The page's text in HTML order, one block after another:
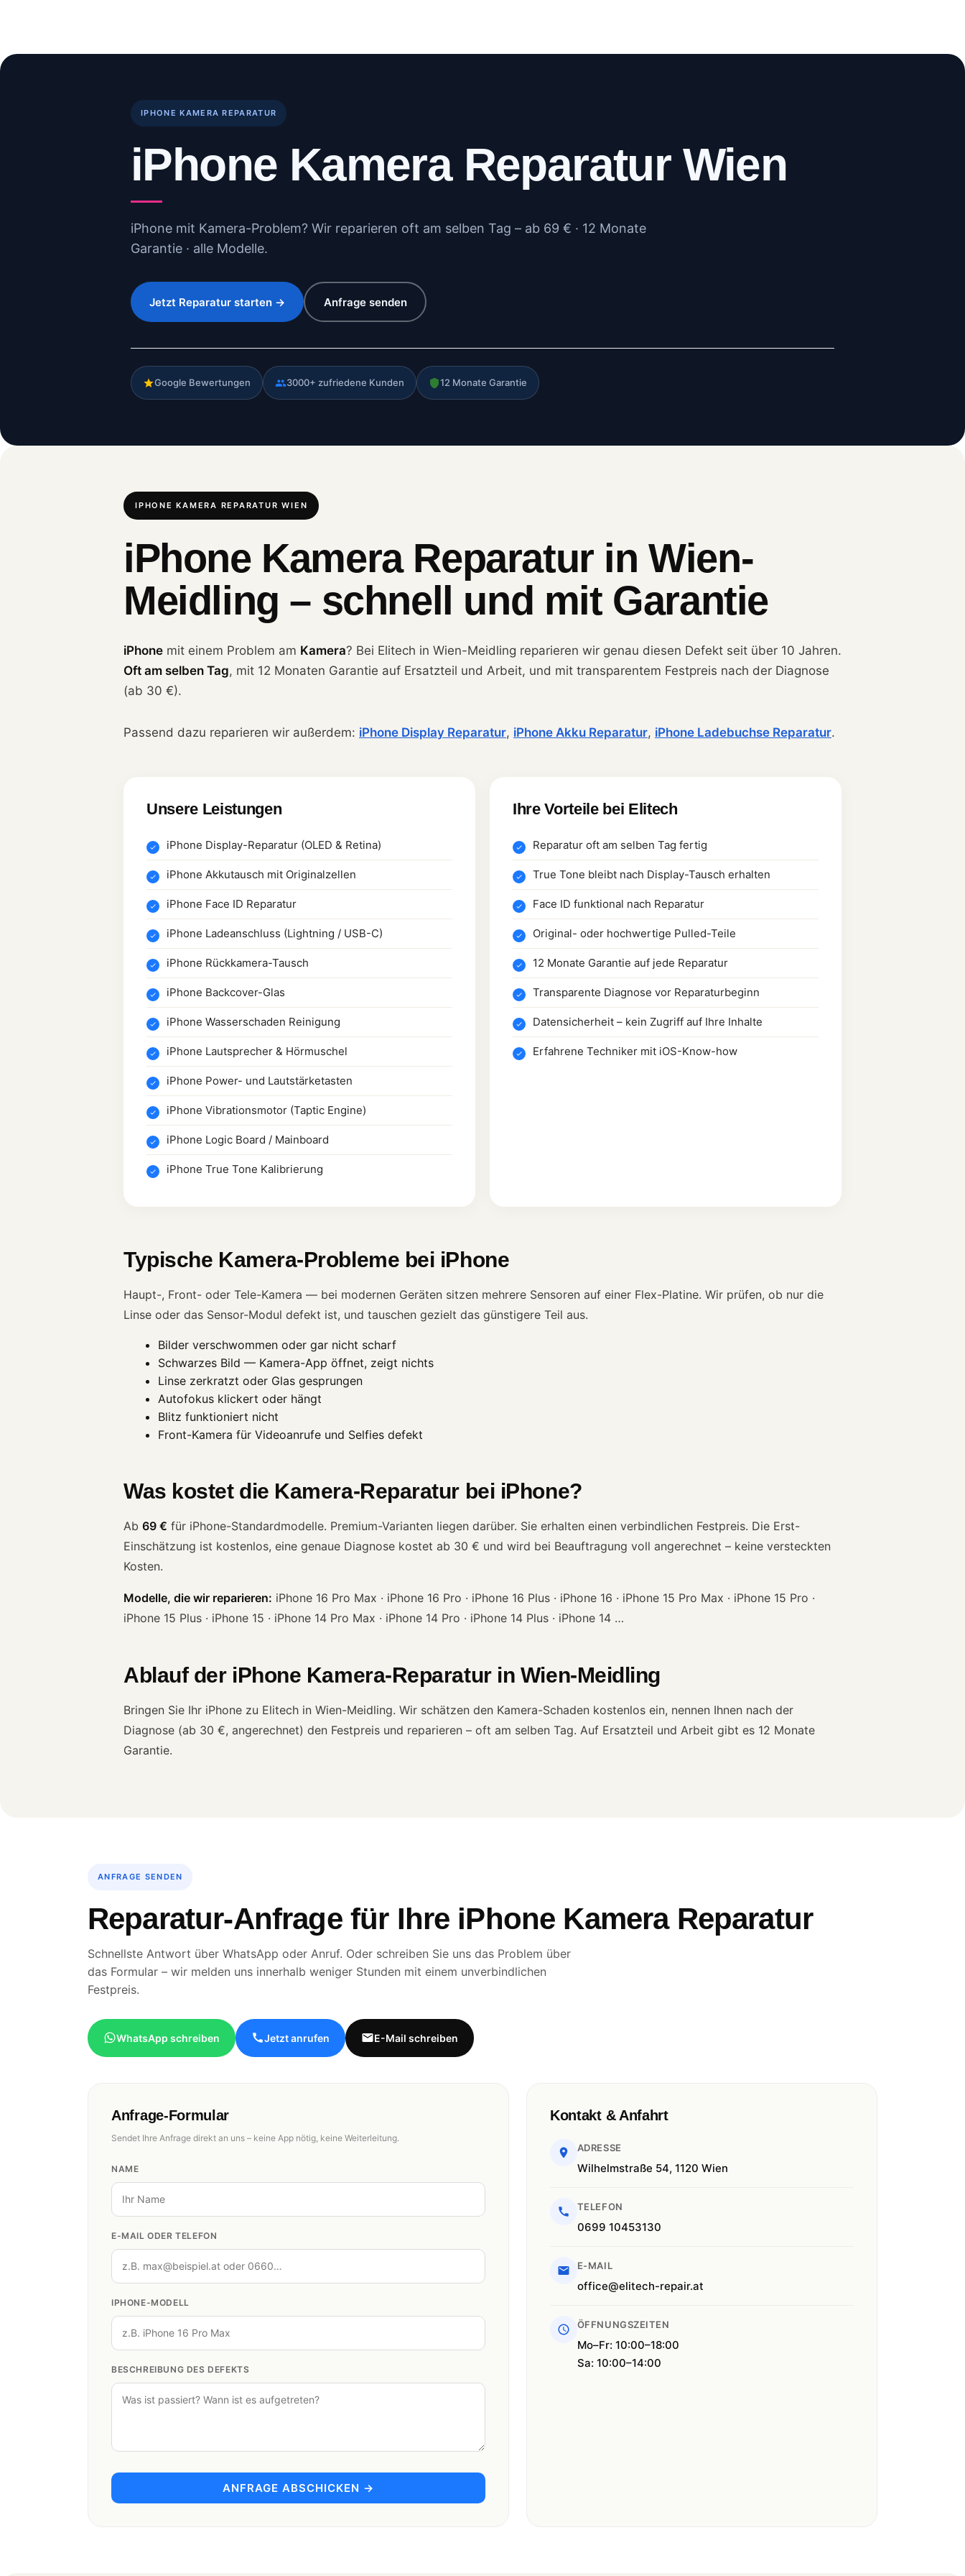
IPHONE KAMERA REPARATUR
iPhone Kamera Reparatur Wien
iPhone mit Kamera-Problem? Wir reparieren oft am selben Tag – ab 69 € · 12 Monate
Garantie · alle Modelle.
Jetzt Reparatur starten → Anfrage senden
Google Bewertungen 3000+ zufriedene Kunden 12 Monate Garantie
IPHONE KAMERA REPARATUR WIEN
iPhone Kamera Reparatur in Wien-
Meidling – schnell und mit Garantie
iPhone mit einem Problem am Kamera? Bei Elitech in Wien-Meidling reparieren wir genau diesen Defekt seit über 10 Jahren.
Oft am selben Tag, mit 12 Monaten Garantie auf Ersatzteil und Arbeit, und mit transparentem Festpreis nach der Diagnose
(ab 30 €).
Passend dazu reparieren wir außerdem: iPhone Display Reparatur, iPhone Akku Reparatur, iPhone Ladebuchse Reparatur.
Unsere Leistungen
iPhone Display-Reparatur (OLED & Retina)
iPhone Akkutausch mit Originalzellen
iPhone Face ID Reparatur
iPhone Ladeanschluss (Lightning / USB-C)
iPhone Rückkamera-Tausch
iPhone Backcover-Glas
iPhone Wasserschaden Reinigung
iPhone Lautsprecher & Hörmuschel
iPhone Power- und Lautstärketasten
iPhone Vibrationsmotor (Taptic Engine)
iPhone Logic Board / Mainboard
iPhone True Tone Kalibrierung
Ihre Vorteile bei Elitech
Reparatur oft am selben Tag fertig
True Tone bleibt nach Display-Tausch erhalten
Face ID funktional nach Reparatur
Original- oder hochwertige Pulled-Teile
12 Monate Garantie auf jede Reparatur
Transparente Diagnose vor Reparaturbeginn
Datensicherheit – kein Zugriff auf Ihre Inhalte
Erfahrene Techniker mit iOS-Know-how
Typische Kamera-Probleme bei iPhone
Haupt-, Front- oder Tele-Kamera — bei modernen Geräten sitzen mehrere Sensoren auf einer Flex-Platine. Wir prüfen, ob nur die
Linse oder das Sensor-Modul defekt ist, und tauschen gezielt das günstigere Teil aus.
Bilder verschwommen oder gar nicht scharf
Schwarzes Bild — Kamera-App öffnet, zeigt nichts
Linse zerkratzt oder Glas gesprungen
Autofokus klickert oder hängt
Blitz funktioniert nicht
Front-Kamera für Videoanrufe und Selfies defekt
Was kostet die Kamera-Reparatur bei iPhone?
Ab 69 € für iPhone-Standardmodelle. Premium-Varianten liegen darüber. Sie erhalten einen verbindlichen Festpreis. Die Erst-
Einschätzung ist kostenlos, eine genaue Diagnose kostet ab 30 € und wird bei Beauftragung voll angerechnet – keine versteckten
Kosten.
Modelle, die wir reparieren: iPhone 16 Pro Max · iPhone 16 Pro · iPhone 16 Plus · iPhone 16 · iPhone 15 Pro Max · iPhone 15 Pro ·
iPhone 15 Plus · iPhone 15 · iPhone 14 Pro Max · iPhone 14 Pro · iPhone 14 Plus · iPhone 14 …
Ablauf der iPhone Kamera-Reparatur in Wien-Meidling
Bringen Sie Ihr iPhone zu Elitech in Wien-Meidling. Wir schätzen den Kamera-Schaden kostenlos ein, nennen Ihnen nach der
Diagnose (ab 30 €, angerechnet) den Festpreis und reparieren – oft am selben Tag. Auf Ersatzteil und Arbeit gibt es 12 Monate
Garantie.
ANFRAGE SENDEN
Reparatur-Anfrage für Ihre iPhone Kamera Reparatur
Schnellste Antwort über WhatsApp oder Anruf. Oder schreiben Sie uns das Problem über
das Formular – wir melden uns innerhalb weniger Stunden mit einem unverbindlichen
Festpreis.
WhatsApp schreiben Jetzt anrufen E-Mail schreiben
Anfrage-Formular
Sendet Ihre Anfrage direkt an uns – keine App nötig, keine Weiterleitung.
NAME
E-MAIL ODER TELEFON
IPHONE-MODELL
BESCHREIBUNG DES DEFEKTS
ANFRAGE ABSCHICKEN →
Kontakt & Anfahrt
ADRESSE
Wilhelmstraße 54, 1120 Wien
TELEFON
0699 10453130
E-MAIL
office@elitech-repair.at
ÖFFNUNGSZEITEN
Mo–Fr: 10:00–18:00
Sa: 10:00–14:00